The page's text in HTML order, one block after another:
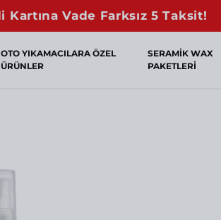
OTO YIKAMACILARA ÖZEL
ÜRÜNLER
SERAMİK WAX
PAKETLERİ